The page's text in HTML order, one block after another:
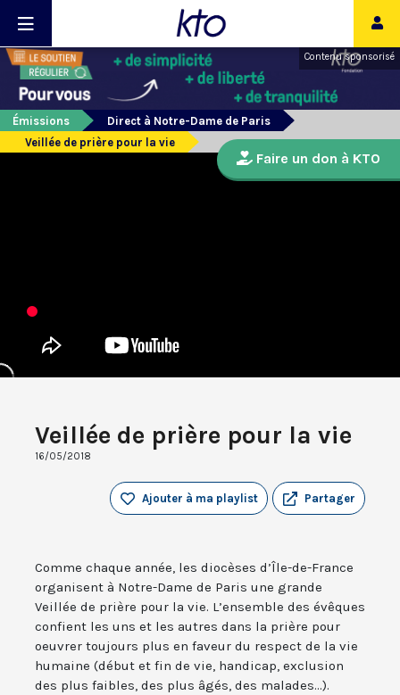
Contenu sponsorisé
Émissions
Direct à Notre-Dame de Paris
Veillée de prière pour la vie
Veillée de prière pour la vie
16/05/2018
Partager
Ajouter à ma playlist
Comme chaque année, les diocèses d’Île-de-France
organisent à Notre-Dame de Paris une grande
Veillée de prière pour la vie. L’ensemble des évêques
confient les uns et les autres dans la prière pour
oeuvrer toujours plus en faveur du respect de la vie
humaine (début et fin de vie, handicap, exclusion
des plus faibles, des plus âgés, des malades...).
Faire un don à KTO